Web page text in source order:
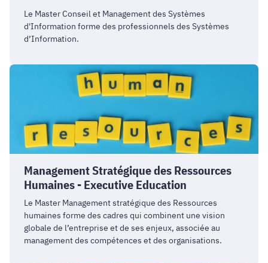
Le Master Conseil et Management des Systèmes
d'Information forme des professionnels des Systèmes
d’Information.
Management
Humaines
Executive
Education
Management Stratégique des Ressources
Humaines - Executive Education
Le Master Management stratégique des Ressources
humaines forme des cadres qui combinent une vision
globale de l’entreprise et de ses enjeux, associée au
management des compétences et des organisations.